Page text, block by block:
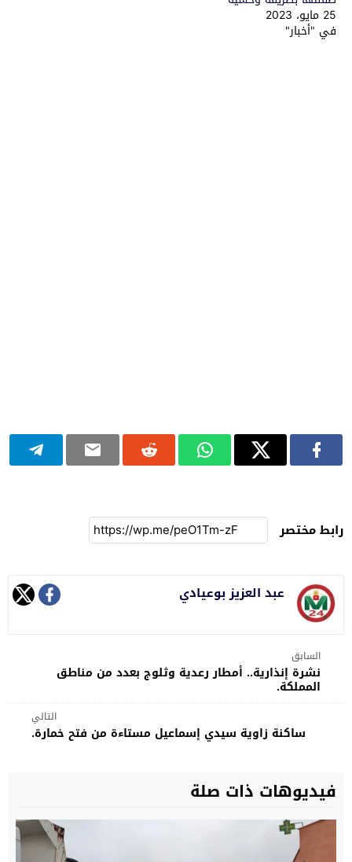
25 مايو، 2023
في "أخبار"
رابط مختصر
عبد العزيز بوعيادي
السابق
نشرة إنذارية.. أمطار رعدية وثلوج بعدد من مناطق
المملكة.
التالي
ساكنة زاوية سيدي إسماعيل مستاءة من فتح خمارة.
فيديوهات ذات صلة